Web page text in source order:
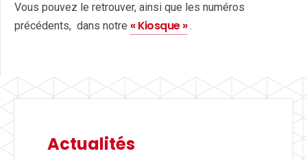
Vous pouvez le retrouver, ainsi que les numéros
précédents, dans notre « Kiosque ».
Actualités